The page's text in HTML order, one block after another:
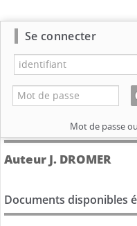
Catalogue
du
Nouvelle recherche
Détail de l'auteur
Auteur J. DROMER
Documents disponibles
Se connecter
Mot de passe